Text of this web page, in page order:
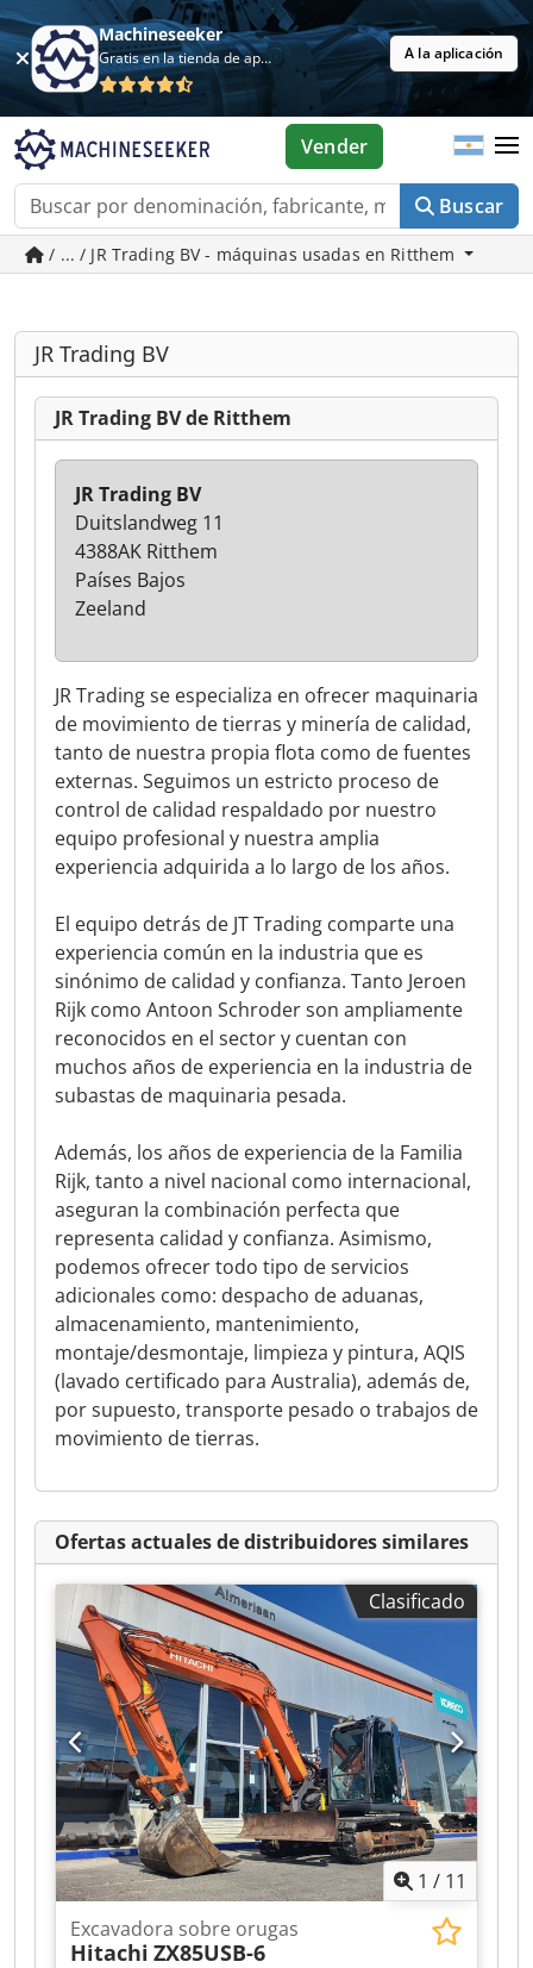
Machineseeker
Gratis en la tienda de aplicaciones A la aplicación
Buscar
Vender
/ ... / JR Trading BV - máquinas usadas en Ritthem
JR Trading BV
JR Trading BV de Ritthem
JR Trading se especializa en ofrecer maquinaria
de movimiento de tierras y minería de calidad,
tanto de nuestra propia flota como de fuentes
externas. Seguimos un estricto proceso de
control de calidad respaldado por nuestro
equipo profesional y nuestra amplia
experiencia adquirida a lo largo de los años.
El equipo detrás de JT Trading comparte una
experiencia común en la industria que es
sinónimo de calidad y confianza. Tanto Jeroen
Rijk como Antoon Schroder son ampliamente
reconocidos en el sector y cuentan con
muchos años de experiencia en la industria de
subastas de maquinaria pesada.
Además, los años de experiencia de la Familia
Rijk, tanto a nivel nacional como internacional,
aseguran la combinación perfecta que
representa calidad y confianza. Asimismo,
podemos ofrecer todo tipo de servicios
adicionales como: despacho de aduanas,
almacenamiento, mantenimiento,
montaje/desmontaje, limpieza y pintura, AQIS
(lavado certificado para Australia), además de,
por supuesto, transporte pesado o trabajos de
movimiento de tierras.
JR Trading BV
Duitslandweg 11
4388AK Ritthem
Países Bajos
Zeeland
Ofertas actuales de distribuidores similares
Clasificado
1 / 11
Excavadora sobre orugas
Hitachi ZX85USB-6